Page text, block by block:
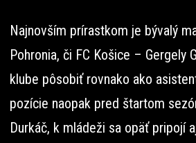
Najnovším prírastkom je bývalý
Pohronia, či FC Košice – Gergely
klube pôsobiť rovnako ako
pozície naopak pred štartom
Durkáč, k mládeži sa opäť pripojí